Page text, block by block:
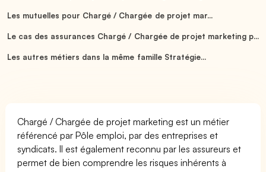
Les mutuelles pour Chargé / Chargée de projet mar...
Le cas des assurances Chargé / Chargée de projet marketing p...
Les autres métiers dans la même famille Stratégie...
Chargé / Chargée de projet marketing est un métier
référencé par Pôle emploi, par des entreprises et
syndicats. Il est également reconnu par les assureurs et
permet de bien comprendre les risques inhérents à